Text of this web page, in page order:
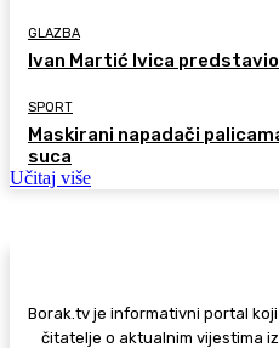
GLAZBA
Ivan Martić Ivica predstavio
SPORT
Maskirani napadači
suca
Učitaj više
Borak.tv je informativni portal
čitatelje o aktualnim vijestima